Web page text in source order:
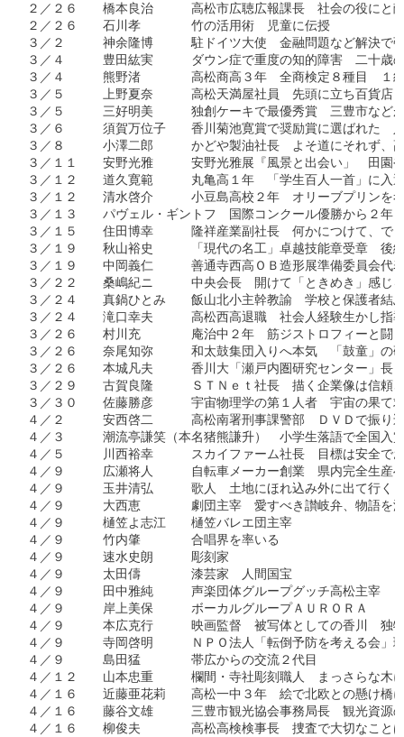
２／２６　　橋本良治　　　高松市広聴広報課長　社会の役にと
２／２６　　石川孝　　　　竹の活用術　児童に伝授
３／２　　　神余隆博　　　駐ドイツ大使　金融問題など解決で
３／４　　　豊田紘実　　　ダウン症で重度の知的障害　二十歳
３／４　　　熊野渚　　　　高松商高３年　全商検定８種目　１
３／５　　　上野夏奈　　　高松天満屋社員　先頭に立ち百貨店
３／５　　　三好明美　　　独創ケーキで最優秀賞　三豊市など
３／６　　　須賀万位子　　香川菊池寛賞で奨励賞に選ばれた　
３／８　　　小澤二郎　　　かどや製油社長　よそ道にそれず、
３／１１　　安野光雅　　　安野光雅展『風景と出会い」　田
３／１２　　道久寛範　　　丸亀高１年　「学生百人一首」に入
３／１２　　清水啓介　　　小豆島高校２年　オリーブプリンを
３／１３　　パヴェル・ギントフ　国際コンクール優勝から２年
３／１５　　住田博幸　　　隆祥産業副社長　何かにつけて、で
３／１９　　秋山裕史　　　「現代の名工」卓越技能章受章　後
３／１９　　中岡義仁　　　善通寺西高ＯＢ造形展準備委員会代
３／２２　　桑嶋紀ニ　　　中央会長　開けて「ときめき」感じ
３／２４　　真鍋ひとみ　　飯山北小主幹教諭　学校と保護者結
３／２４　　滝口幸夫　　　高松西高退職　社会人経験生かし指
３／２６　　村川充　　　　庵治中２年　筋ジストロフィーと
３／２６　　奈尾知弥　　　和太鼓集団入りへ本気　「鼓童」の
３／２６　　本城凡夫　　　香川大「瀬戸内圏研究センター」長
３／２９　　古賀良隆　　　ＳＴＮｅｔ社長　描く企業像は信頼
３／３０　　佐藤勝彦　　　宇宙物理学の第１人者　宇宙の果て
４／２　　　安西啓二　　　高松南署刑事課警部　ＤＶＤで振り
４／３　　　潮流亭謙笑（本名猪熊謙升）　小学生落語で全国入
４／５　　　川西裕幸　　　スカイファーム社長　目標は安全で
４／９　　　広瀬将人　　　自転車メーカー創業　県内完全生産
４／９　　　玉井清弘　　　歌人　土地にほれ込み外に出て行く
４／９　　　大西恵　　　　劇団主宰　愛すべき讃岐弁、物語を
４／９　　　樋笠よ志江　　樋笠バレエ団主宰
４／９　　　竹内肇　　　　合唱界を率いる
４／９　　　速水史朗　　　彫刻家
４／９　　　太田儔　　　　漆芸家　人間国宝
４／９　　　田中雅純　　　声楽団体グループグッチ高松主宰　
４／９　　　岸上美保　　　ボーカルグループＡＵＲＯＲＡ
４／９　　　本広克行　　　映画監督　被写体としての香川　
４／９　　　寺岡啓明　　　ＮＰＯ法人「転倒予防を考える会」
４／９　　　島田猛　　　　帯広からの交流２代目
４／１２　　山本忠重　　　欄間・寺社彫刻職人　まっさらな木
４／１６　　近藤亜花莉　　高松一中３年　絵で北欧との懸け橋
４／１６　　藤谷文雄　　　三豊市観光協会事務局長　観光資源
４／１６　　柳俊夫　　　　高松高検検事長　捜査で大切なこと